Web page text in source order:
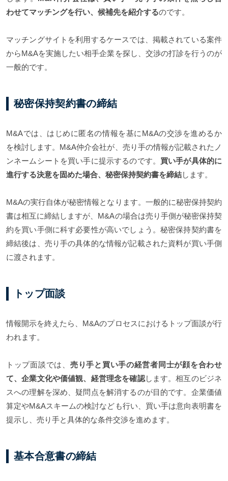
わせてマッチングを行い、候補先を紹介するのです。
マッチングサイトを利用するケースでは、掲載されている案件
からM&Aを実施したい相手企業を探し、交渉の打診を行うのが
一般的です。
秘密保持契約書の締結
M&Aでは、はじめに匿名の情報を基にM&Aの交渉を進めるか
を検討します。M&A仲介会社が、売り手の情報が記載されたノ
ンネームシートを買い手に提示するのです。 買い手が具体的に
進行する決意を固めた場合、秘密保持契約書を締結します。
M&Aの実行自体が秘密情報となります。一般的に秘密保持契約
書は相互に締結しますが、M&Aの場合は売り手側が秘密保持契
約を買い手側に科す必要性が高いでしょう。秘密保持契約書を
締結後は、売り手の具体的な情報が記載された資料が買い手側
に渡されます。
トップ面談
情報開示を終えたら、M&Aのプロセスにおけるトップ面談が行
われます。
トップ面談では、 売り手と買い手の経営者同士が顔を合わせ
て、企業文化や価値観、経営理念を確認します。相互のビジネ
スへの理解を深め、疑問点を解消するのが目的です。企業価値
算定やM&Aスキームの検討なども行い、買い手は意向表明書を
提示し、売り手と具体的な条件交渉を進めます。
基本合意書の締結